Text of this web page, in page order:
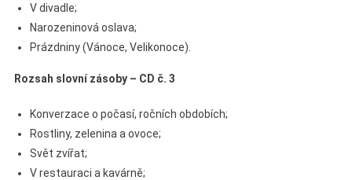
V divadle;
Narozeninová oslava;
Prázdniny (Vánoce, Velikonoce).
Rozsah slovní zásoby – CD č. 3
Konverzace o počasí, ročních obdobích;
Rostliny, zelenina a ovoce;
Svět zvířat;
V restauraci a kavárně;